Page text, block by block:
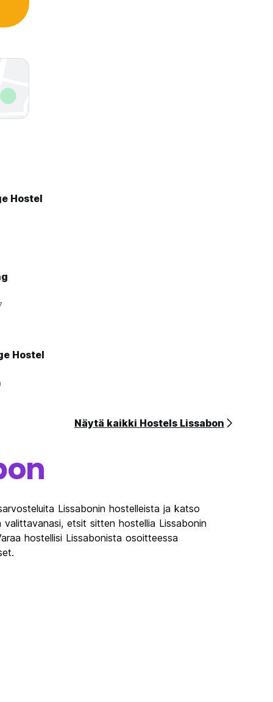
Hostel
Hostel
Näytä kaikki Hostels Lissabon
Lissabonin hostelleista ja katso
etsit sitten hostellia Lissabonin
hostellisi Lissabonista osoitteessa